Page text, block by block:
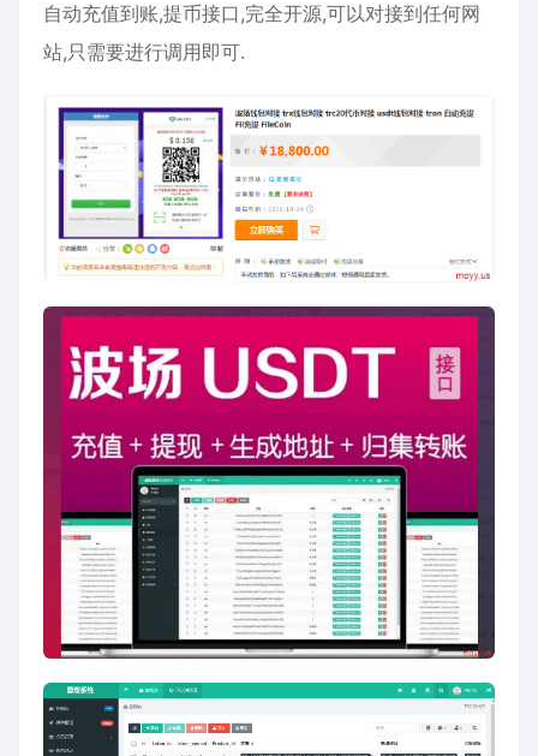
自动充值到账,提币接口,完全开源,可以对接到任何网
站,只需要进行调用即可.